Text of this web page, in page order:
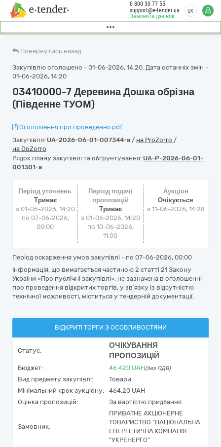
Замовити дзвінок
0 800 30 77 55
support@e-tender.ua
UK
Повернутись назад
Закупівлю оголошено - 01-06-2026, 14:20. Дата останніх змін -
01-06-2026, 14:20
03410000-7 Деревина Дошка обрізна
(Південне ТУОМ)
Оголошення про проведення.pdf
Закупівля: UA-2026-06-01-007344-a / на ProZorro /
на DoZorro
Рядок плану закупівлі та обґрунтування: UA-P-2026-06-01-
001301-a
Період уточнень
Триває
з 01-06-2026, 14:20
по 07-06-2026,
00:00
Період подачі
пропозицій
Триває
з 01-06-2026, 14:20
по 10-06-2026,
11:00
Аукціон
Очікується
з 11-06-2026, 14:28
Період оскарження умов закупівлі - по 07-06-2026, 00:00
Інформація, що вимагається частиною 2 статті 21 Закону
України «Про публічні закупівлі», не зазначена в оголошенні
про проведення відкритих торгів, у зв’язку із відсутністю
технічної можливості, міститься у тендерній документації.
ВІДКРИТІ ТОРГИ З ОСОБЛИВОСТЯМИ
Статус:
ОЧІКУВАННЯ
ПРОПОЗИЦІЙ
Бюджет: 46 420 UAH(без ПДВ)
Вид предмету закупівлі:
Товари
Мінімальний крок аукціону:
464,20 UAH
Оцінка пропозицій:
За вартістю придбання
Замовник:
ПРИВАТНЕ АКЦІОНЕРНЕ
ТОВАРИСТВО "НАЦІОНАЛЬНА
ЕНЕРГЕТИЧНА КОМПАНІЯ
"УКРЕНЕРГО"